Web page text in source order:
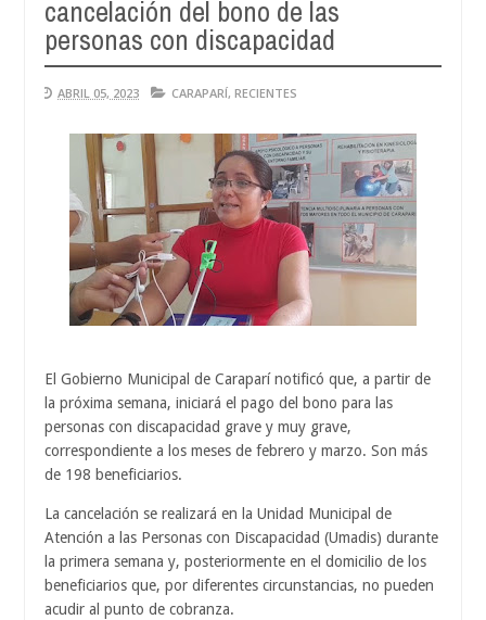
cancelación del bono de las
personas con discapacidad
ABRIL 05, 2023 CARAPARÍ, RECIENTES
El Gobierno Municipal de Caraparí notificó que, a partir de
la próxima semana, iniciará el pago del bono para las
personas con discapacidad grave y muy grave,
correspondiente a los meses de febrero y marzo. Son más
de 198 beneficiarios.
La cancelación se realizará en la Unidad Municipal de
Atención a las Personas con Discapacidad (Umadis) durante
la primera semana y, posteriormente en el domicilio de los
beneficiarios que, por diferentes circunstancias, no pueden
acudir al punto de cobranza.